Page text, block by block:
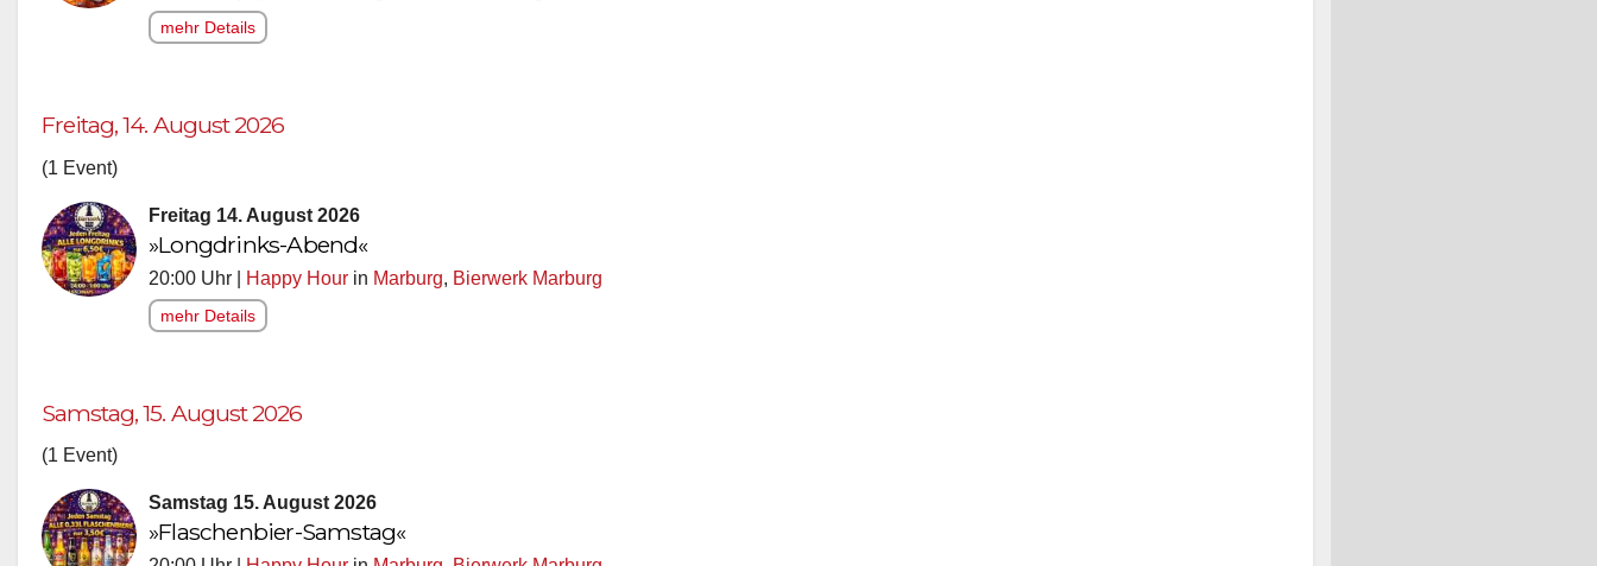
mehr Details
Freitag, 14. August 2026
(1 Event)
Freitag 14. August 2026
»Longdrinks-Abend«
20:00 Uhr | Happy Hour in Marburg, Bierwerk Marburg
mehr Details
Samstag, 15. August 2026
(1 Event)
Samstag 15. August 2026
»Flaschenbier-Samstag«